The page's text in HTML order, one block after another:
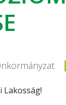
Lakosság!